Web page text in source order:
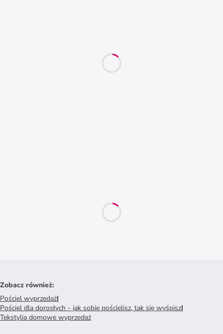
Zobacz również:
Pościel wyprzedaż|
Pościel dla dorosłych - jak sobie pościelisz, tak się wyśpisz|
Tekstylia domowe wyprzedaż